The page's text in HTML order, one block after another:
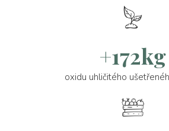
+172kg
oxidu uhličitého